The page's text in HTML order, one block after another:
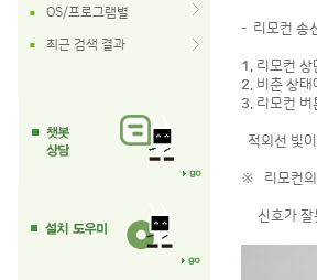
■ OS/프로그램별
■ 최근 검색 결과
- 리모컨 송
1. 리모컨 상
2. 비춘 상태
3. 리모컨 버
적외선 빛
※ 리모컨의
신호가 잘